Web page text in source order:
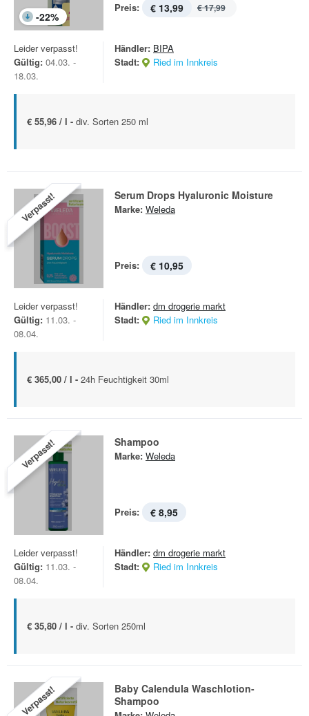
-22%
Preis: € 13,99 € 17,99
Leider verpasst!
Gültig: 04.03. -
18.03.
Händler: BIPA
Stadt:
Ried im Innkreis
€ 55,96 / l - div. Sorten 250 ml
Verpasst! Serum Drops Hyaluronic Moisture
Marke: Weleda
Preis: € 10,95
Leider verpasst!
Gültig: 11.03. -
08.04.
Händler: dm drogerie markt
Stadt:
Ried im Innkreis
€ 365,00 / l - 24h Feuchtigkeit 30ml
Verpasst! Shampoo
Marke: Weleda
Preis: € 8,95
Leider verpasst!
Gültig: 11.03. -
08.04.
Händler: dm drogerie markt
Stadt:
Ried im Innkreis
€ 35,80 / l - div. Sorten 250ml
Verpasst!
Baby Calendula Waschlotion-
Shampoo